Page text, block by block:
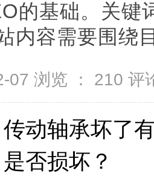
的基础。关键
内容需要围绕
07 浏览 ： 210 评
传动轴承坏了
是否损坏？